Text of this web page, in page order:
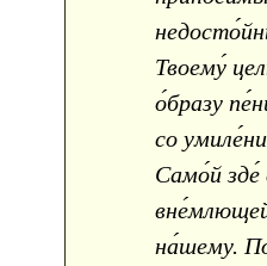
Твоему́
о́бразу
со
Само́й зде́
на́шему.